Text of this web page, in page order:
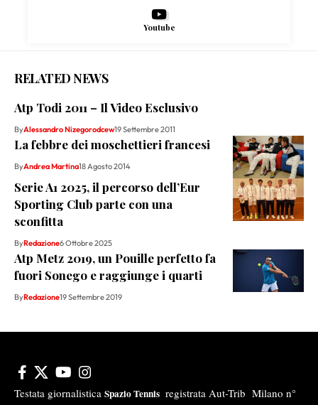
Youtube
RELATED NEWS
Atp Todi 2011 – Il Video Esclusivo
ByAlessandro Nizegorodcew19 Settembre 2011
La febbre dei moschettieri francesi
ByAndrea Martina18 Agosto 2014
Serie A1 2025, il percorso dell’Eur
Sporting Club parte con una
sconfitta
ByRedazione6 Ottobre 2025
Atp Metz 2019, un Pouille perfetto fa
fuori Sonego e raggiunge i quarti
ByRedazione19 Settembre 2019
Testata giornalistica Spazio Tennis registrata Aut-Trib Milano n°